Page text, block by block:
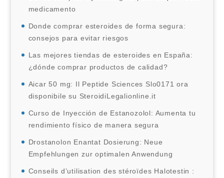
medicamento
Donde comprar esteroides de forma segura:
consejos para evitar riesgos
Las mejores tiendas de esteroides en España:
¿dónde comprar productos de calidad?
Aicar 50 mg: Il Peptide Sciences Slo0171 ora
disponibile su SteroidiLegalionline.it
Curso de Inyección de Estanozolol: Aumenta tu
rendimiento físico de manera segura
Drostanolon Enantat Dosierung: Neue
Empfehlungen zur optimalen Anwendung
Conseils d’utilisation des stéroïdes Halotestin :